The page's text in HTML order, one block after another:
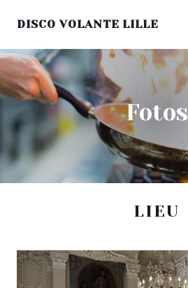
DISCO VOLANTE LILLE
Fotos
LIEU